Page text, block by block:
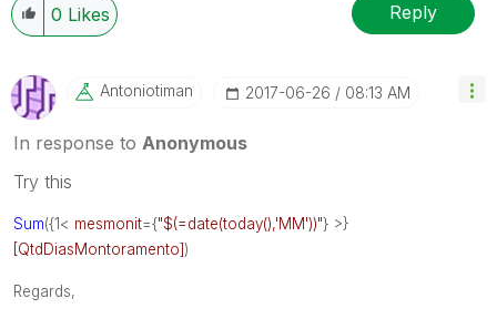
0 Likes Reply
Antoniotiman ‎2017-06-26 08:13 AM
In response to Anonymous
Try this
Sum({1< mesmonit={"$(=date(today(),'MM'))"} >}
[QtdDiasMontoramento])
Regards,